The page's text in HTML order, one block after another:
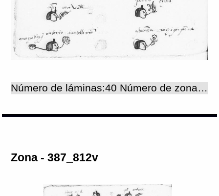
Número de láminas:40 Número de zonas:40
Zona - 387_812v